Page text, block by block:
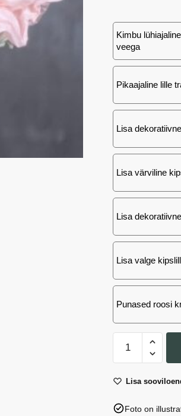
Kimbu
veega
Pikaajaline lille
Lisa
Lisa värviline
Lisa
Lisa valge kipslill
Punased roosi
Kompositsioon
Lillekorv
kogus
Lisa
Foto on